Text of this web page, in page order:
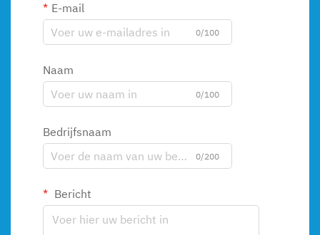
E-mail
0/100
Naam
0/100
Bedrijfsnaam
0/200
Bericht